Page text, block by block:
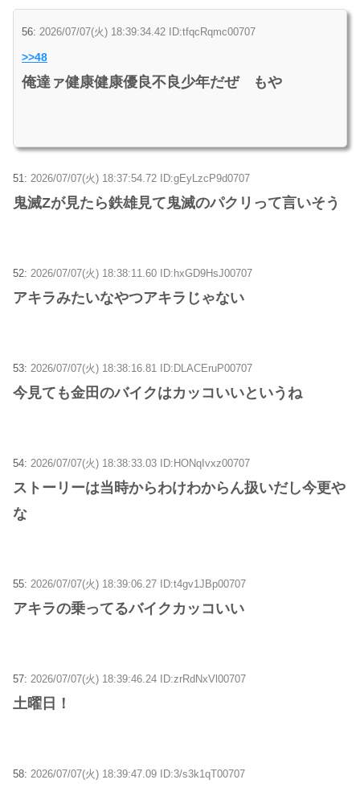
56: 2026/07/07(火) 18:39:34.42 ID:tfqcRqmc00707
>>48
俺達ァ健康健康優良不良少年だぜ もや
51: 2026/07/07(火) 18:37:54.72 ID:gEyLzcP9d0707
鬼滅Zが見たら鉄雄見て鬼滅のパクリって言いそう
52: 2026/07/07(火) 18:38:11.60 ID:hxGD9HsJ00707
アキラみたいなやつアキラじゃない
53: 2026/07/07(火) 18:38:16.81 ID:DLACEruP00707
今見ても金田のバイクはカッコいいというね
54: 2026/07/07(火) 18:38:33.03 ID:HONqIvxz00707
ストーリーは当時からわけわからん扱いだし今更や
な
55: 2026/07/07(火) 18:39:06.27 ID:t4gv1JBp00707
アキラの乗ってるバイクカッコいい
57: 2026/07/07(火) 18:39:46.24 ID:zrRdNxVl00707
土曜日！
58: 2026/07/07(火) 18:39:47.09 ID:3/s3k1qT00707